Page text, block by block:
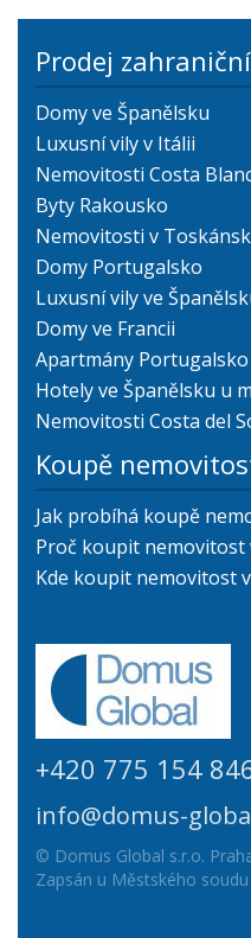
Prodej
Domy ve Španělsku
Luxusní vily v Itálii
Nemovitosti Costa
Byty Rakousko
Nemovitosti v
Domy Portugalsko
Luxusní vily ve
Domy ve Francii
Apartmány Portugalsko
Hotely ve Španělsku u
Nemovitosti Costa del
Koupě
Jak probíhá koupě
Proč koupit nemovitost
Kde koupit nemovitost
+420 775 154
info@domus-
© Domus Global s.r.o.
Zapsán u Městského